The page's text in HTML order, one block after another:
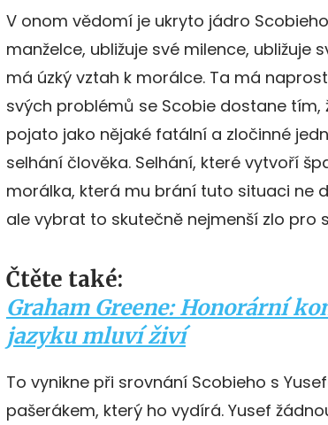
V onom vědomí je ukryto jádro
manželce, ubližuje své milence, ubližuje
má úzký vztah k morálce. Ta má
svých problémů se Scobie dostane tím,
pojato jako nějaké fatální a zločinné
selhání člověka. Selhání, které vytvoří
morálka, která mu brání tuto situaci ne
ale vybrat to skutečně nejmenší zlo pro
Čtěte také:
Graham Greene: Honorární
jazyku mluví živí
To vynikne při srovnání Scobieho s
pašerákem, který ho vydírá. Yusef